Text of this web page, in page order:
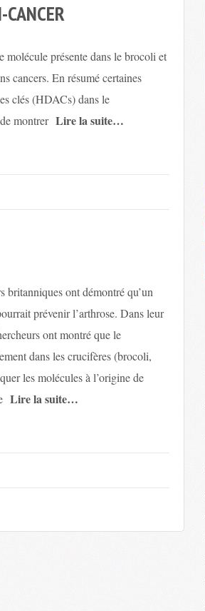
molécule présente dans le brocoli et
cancers. En résumé certaines
clés (HDACs) dans le
montrer Lire la suite…
ont démontré qu’un
prévenir l’arthrose. Dans leur
ont montré que le
dans les crucifères (brocoli,
les molécules à l’origine de
Lire la suite…